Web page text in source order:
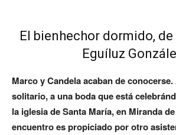
El bienhechor dormido,
Eguíluz
Marco y Candela acaban de
solitario, a una boda que está
la iglesia de Santa María, en Miranda
encuentro es propiciado por otro